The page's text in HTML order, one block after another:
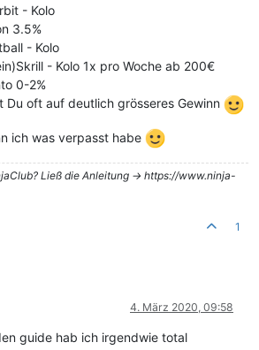
- Kolo
3.5%
- Kolo
- Kolo 1x pro Woche ab 200€
0-2%
Du oft auf deutlich grösseres Gewinn
ich was verpasst habe
Ließ die Anleitung -> https://www.ninja-
1
4. März 2020, 09:58
guide hab ich irgendwie total